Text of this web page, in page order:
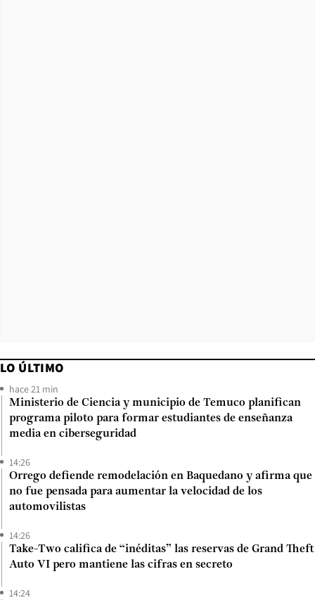
LO ÚLTIMO
hace 21 min
Ministerio de Ciencia y municipio de Temuco planifican
programa piloto para formar estudiantes de enseñanza
media en ciberseguridad
14:26
Orrego defiende remodelación en Baquedano y afirma que
no fue pensada para aumentar la velocidad de los
automovilistas
14:26
Take-Two califica de “inéditas” las reservas de Grand Theft
Auto VI pero mantiene las cifras en secreto
14:24